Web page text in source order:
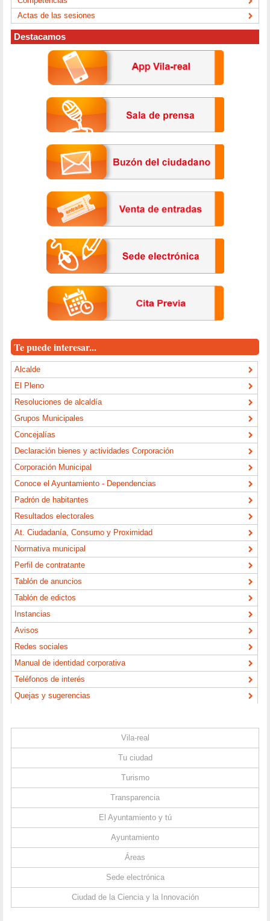
Actas de las sesiones
Destacamos
Te puede interesar...
Alcalde
El Pleno
Resoluciones de alcaldía
Grupos Municipales
Concejalías
Declaración bienes y actividades Corporación
Corporación Municipal
Conoce el Ayuntamiento - Dependencias
Padrón de habitantes
Resultados electorales
At. Ciudadanía, Consumo y Proximidad
Normativa municipal
Perfil de contratante
Tablón de anuncios
Tablón de edictos
Instancias
Avisos
Redes sociales
Manual de identidad corporativa
Teléfonos de interés
Quejas y sugerencias
Vila-real
Tu ciudad
Turismo
Transparencia
El Ayuntamiento y tú
Ayuntamiento
Áreas
Sede electrónica
Ciudad de la Ciencia y la Innovación